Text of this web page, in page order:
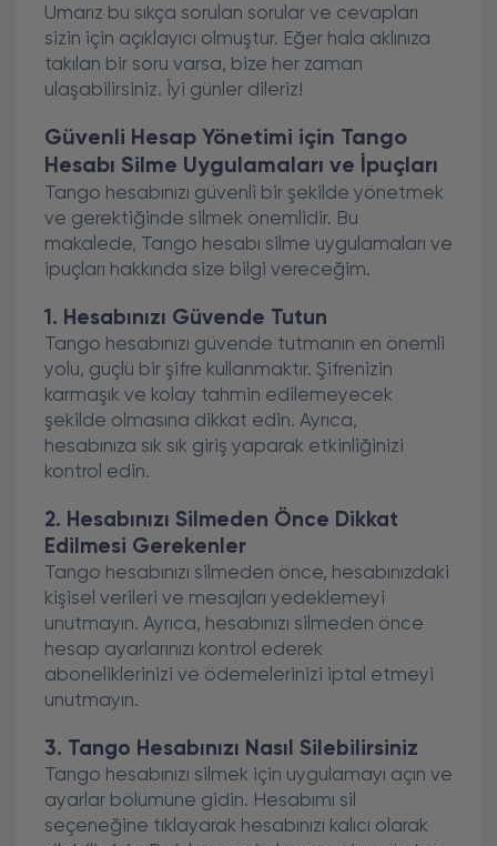
Umarız bu sıkça sorulan sorular ve cevapları
sizin için açıklayıcı olmuştur. Eğer hala aklınıza
takılan bir soru varsa, bize her zaman
ulaşabilirsiniz. İyi günler dileriz!
Güvenli Hesap Yönetimi için Tango
Hesabı Silme Uygulamaları ve İpuçları
Tango hesabınızı güvenli bir şekilde yönetmek
ve gerektiğinde silmek önemlidir. Bu
makalede, Tango hesabı silme uygulamaları ve
ipuçları hakkında size bilgi vereceğim.
1. Hesabınızı Güvende Tutun
Tango hesabınızı güvende tutmanın en önemli
yolu, güçlü bir şifre kullanmaktır. Şifrenizin
karmaşık ve kolay tahmin edilemeyecek
şekilde olmasına dikkat edin. Ayrıca,
hesabınıza sık sık giriş yaparak etkinliğinizi
kontrol edin.
2. Hesabınızı Silmeden Önce Dikkat
Edilmesi Gerekenler
Tango hesabınızı silmeden önce, hesabınızdaki
kişisel verileri ve mesajları yedeklemeyi
unutmayın. Ayrıca, hesabınızı silmeden önce
hesap ayarlarınızı kontrol ederek
aboneliklerinizi ve ödemelerinizi iptal etmeyi
unutmayın.
3. Tango Hesabınızı Nasıl Silebilirsiniz
Tango hesabınızı silmek için uygulamayı açın ve
ayarlar bölümüne gidin. Hesabımı sil
seçeneğine tıklayarak hesabınızı kalıcı olarak